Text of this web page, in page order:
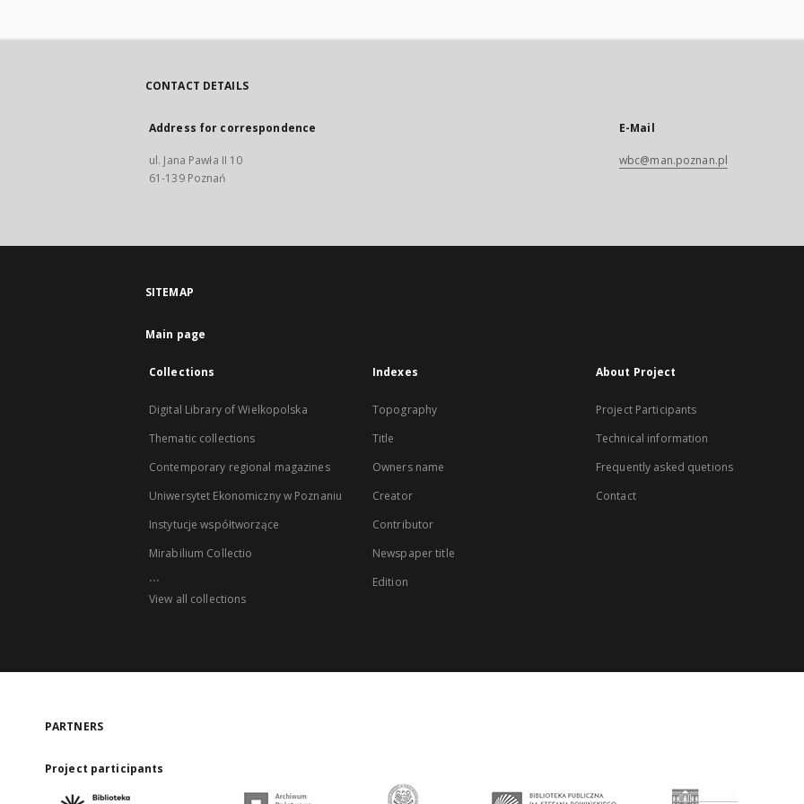
CONTACT DETAILS
Address for correspondence
ul. Jana Pawła II 10
61-139 Poznań
E-Mail
wbc@man.poznan.pl
SITEMAP
Main page
Collections
Digital Library of Wielkopolska
Thematic collections
Contemporary regional magazines
Uniwersytet Ekonomiczny w Poznaniu
Instytucje współtworzące
Mirabilium Collectio
...
View all collections
Indexes
Topography
Title
Owners name
Creator
Contributor
Newspaper title
Edition
About Project
Project Participants
Technical information
Frequently asked quetions
Contact
PARTNERS
Project participants